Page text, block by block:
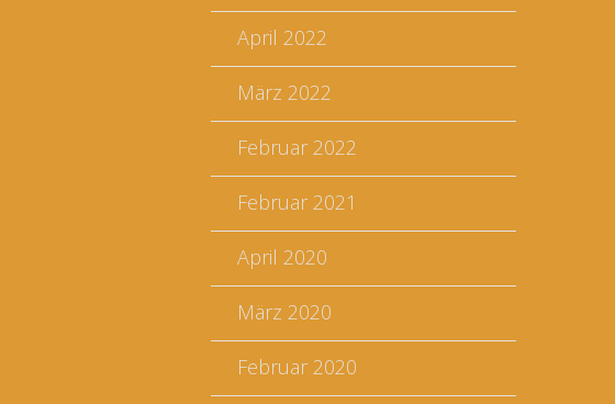
April 2022
März 2022
Februar 2022
Februar 2021
April 2020
März 2020
Februar 2020